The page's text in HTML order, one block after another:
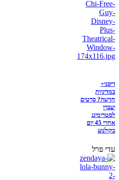
דיסני+
במדיניות
חדשה? סרטים
יעברו
לסטרימינג
אחרי 45 יום
בקולנוע
עדי פרל